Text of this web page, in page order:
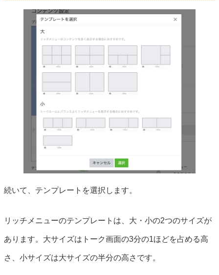
続いて、テンプレートを選択します。
リッチメニューのテンプレートは、大・小の2つのサイズが
あります。大サイズはトーク画面の3分の1ほどを占める高
さ、小サイズは大サイズの半分の高さです。